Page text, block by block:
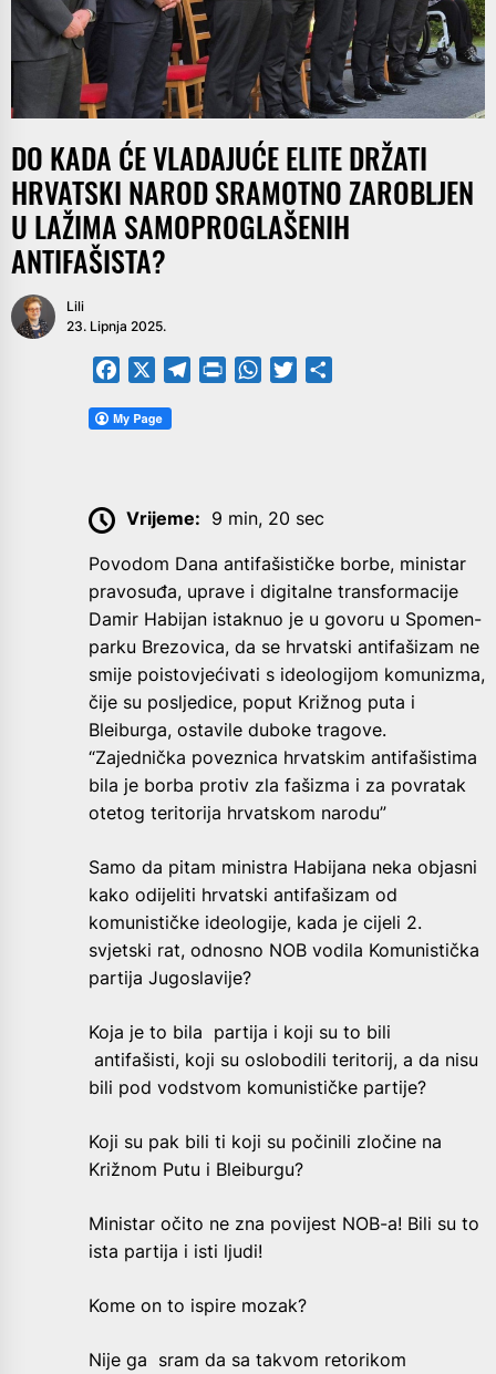
DO KADA ĆE VLADAJUĆE ELITE DRŽATI
HRVATSKI NAROD SRAMOTNO ZAROBLJEN
U LAŽIMA SAMOPROGLAŠENIH
ANTIFAŠISTA?
Lili
23. Lipnja 2025.
Facebook TelegramPrintFriendly
WhatsApp
Twitter
Vrijeme: 9 min, 20 sec
Povodom Dana antifašističke borbe, ministar
pravosuđa, uprave i digitalne transformacije
Damir Habijan istaknuo je u govoru u Spomen-
parku Brezovica, da se hrvatski antifašizam ne
smije poistovjećivati s ideologijom komunizma,
čije su posljedice, poput Križnog puta i
Bleiburga, ostavile duboke tragove.
“Zajednička poveznica hrvatskim antifašistima
bila je borba protiv zla fašizma i za povratak
otetog teritorija hrvatskom narodu”
Samo da pitam ministra Habijana neka objasni
kako odijeliti hrvatski antifašizam od
komunističke ideologije, kada je cijeli 2.
svjetski rat, odnosno NOB vodila Komunistička
partija Jugoslavije?
Koja je to bila partija i koji su to bili
antifašisti, koji su oslobodili teritorij, a da nisu
bili pod vodstvom komunističke partije?
Koji su pak bili ti koji su počinili zločine na
Križnom Putu i Bleiburgu?
Ministar očito ne zna povijest NOB-a! Bili su to
ista partija i isti ljudi!
Kome on to ispire mozak?
Nije ga sram da sa takvom retorikom